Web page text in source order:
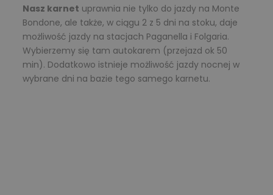
Nasz karnet uprawnia nie tylko do jazdy na Monte
Bondone, ale także, w ciągu 2 z 5 dni na stoku, daje
możliwość jazdy na stacjach Paganella i Folgaria.
Wybierzemy się tam autokarem (przejazd ok 50
min). Dodatkowo istnieje możliwość jazdy nocnej w
wybrane dni na bazie tego samego karnetu.